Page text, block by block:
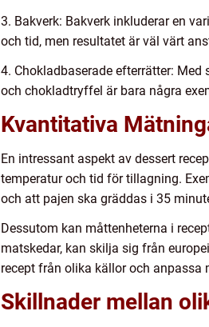
3. Bakverk: Bakverk inkluderar en
och tid, men resultatet är väl värt
4. Chokladbaserade efterrätter:
och chokladtryffel är bara några
Kvantitativa
En intressant aspekt av dessert
temperatur och tid för tillagning.
och att pajen ska gräddas i 35
Dessutom kan måttenheterna i
matskedar, kan skilja sig från
recept från olika källor och anpassa
Skillnader mellan